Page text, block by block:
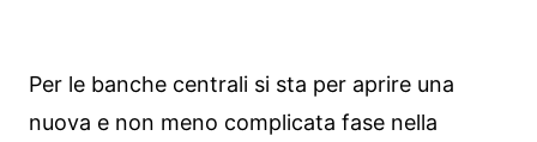
Per le banche centrali si sta per aprire una
nuova e non meno complicata fase nella